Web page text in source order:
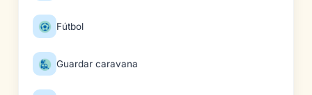
Fútbol
Guardar caravana